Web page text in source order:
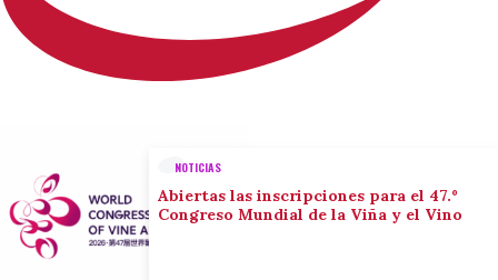
NOTICIAS
Abiertas las inscripciones para el 47.º
Congreso Mundial de la Viña y el Vino